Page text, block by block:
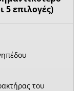
5 επιλογές)
του